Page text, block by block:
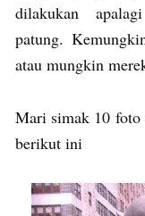
dilakukan
patung.
atau mungkin
Mari simak 10 foto
berikut ini